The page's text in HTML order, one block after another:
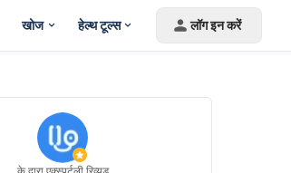
खोज हेल्थ टूल्स लॉग इन करें